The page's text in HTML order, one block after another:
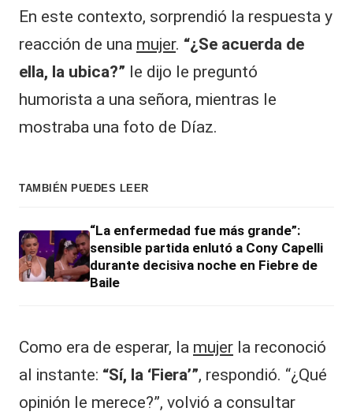
En este contexto, sorprendió la respuesta y
reacción de una mujer. “¿Se acuerda de
ella, la ubica?” le dijo le preguntó
humorista a una señora, mientras le
mostraba una foto de Díaz.
TAMBIÉN PUEDES LEER
“La enfermedad fue más grande”:
sensible partida enlutó a Cony Capelli
durante decisiva noche en Fiebre de
Baile
Como era de esperar, la mujer la reconoció
al instante: “Sí, la ‘Fiera’”, respondió. “¿Qué
opinión le merece?”, volvió a consultar